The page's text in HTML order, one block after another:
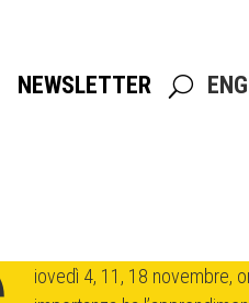
NEWSLETTER ENG
NEWSLETTER ENG
iovedì 4, 11, 18 novembre,